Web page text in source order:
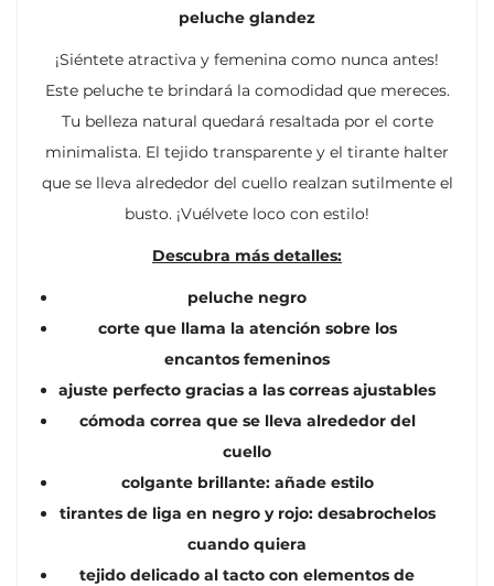
peluche glandez
¡Siéntete atractiva y femenina como nunca antes!
Este peluche te brindará la comodidad que mereces.
Tu belleza natural quedará resaltada por el corte
minimalista. El tejido transparente y el tirante halter
que se lleva alrededor del cuello realzan sutilmente el
busto. ¡Vuélvete loco con estilo!
Descubra más detalles:
peluche negro
corte que llama la atención sobre los
encantos femeninos
ajuste perfecto gracias a las correas ajustables
cómoda correa que se lleva alrededor del
cuello
colgante brillante: añade estilo
tirantes de liga en negro y rojo: desabrochelos
cuando quiera
tejido delicado al tacto con elementos de